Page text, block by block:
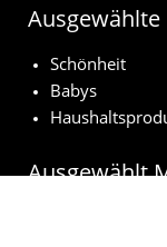
Ausgewählte
Schönheit
Babys
Ausgewählt